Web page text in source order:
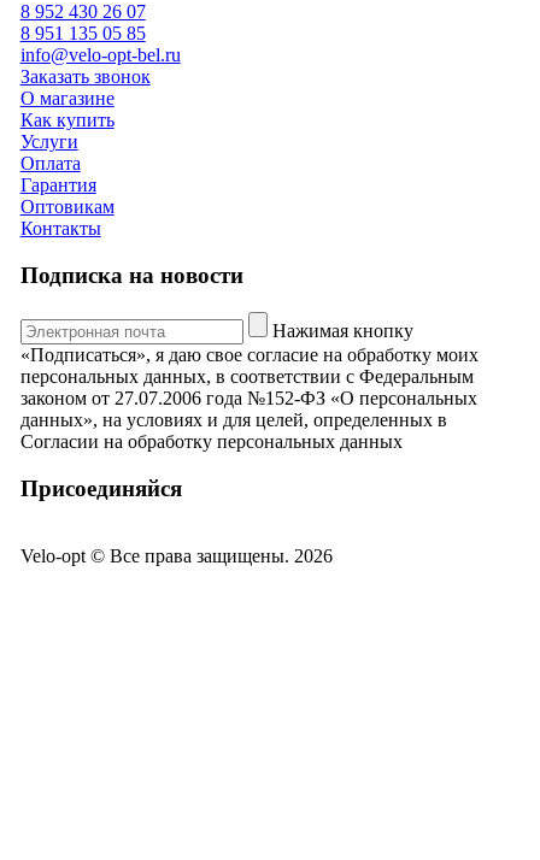
8 952 430 26 07
8 951 135 05 85
info@velo-opt-bel.ru
Заказать звонок
О магазине
Как купить
Услуги
Оплата
Гарантия
Оптовикам
Контакты
Подписка на новости
Нажимая кнопку
«Подписаться», я даю свое согласие на обработку моих
персональных данных, в соответствии с Федеральным
законом от 27.07.2006 года №152-ФЗ «О персональных
данных», на условиях и для целей, определенных в
Согласии на обработку персональных данных
Присоединяйся
Velo-opt © Все права защищены. 2026